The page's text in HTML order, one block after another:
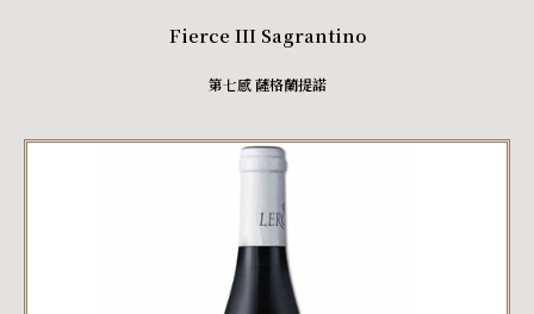
Fierce III Sagrantino
第七感 薩格蘭提諾